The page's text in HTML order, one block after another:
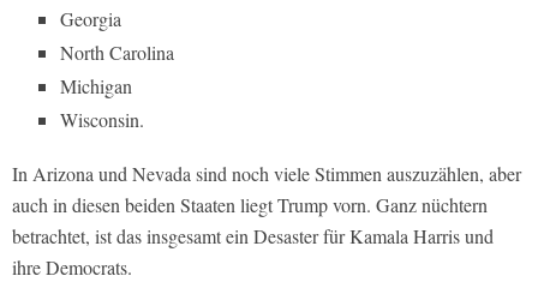
Georgia
North Carolina
Michigan
Wisconsin.
In Arizona und Nevada sind noch viele Stimmen auszuzählen, aber
auch in diesen beiden Staaten liegt Trump vorn. Ganz nüchtern
betrachtet, ist das insgesamt ein Desaster für Kamala Harris und
ihre Democrats.